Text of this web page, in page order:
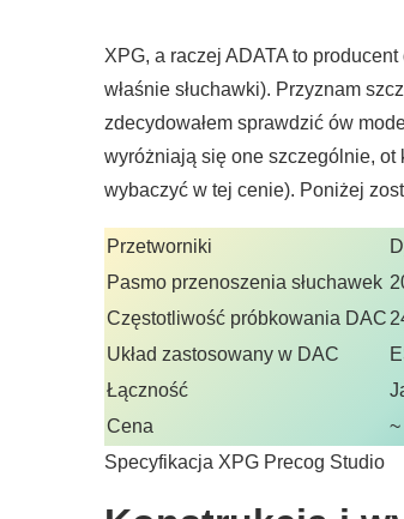
XPG, a raczej ADATA to
właśnie słuchawki). Przyznam
zdecydowałem sprawdzić ów
wyróżniają się one szczególnie, ot
wybaczyć w tej cenie). Poniżej
Przetworniki
Pasmo przenoszenia słuchawek
Częstotliwość próbkowania DAC
Układ zastosowany w DAC
Łączność
Cena
~
Specyfikacja XPG Precog Studio